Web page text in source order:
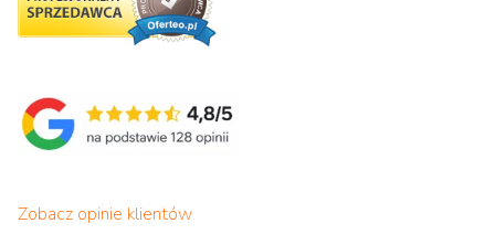
Zobacz opinie klientów